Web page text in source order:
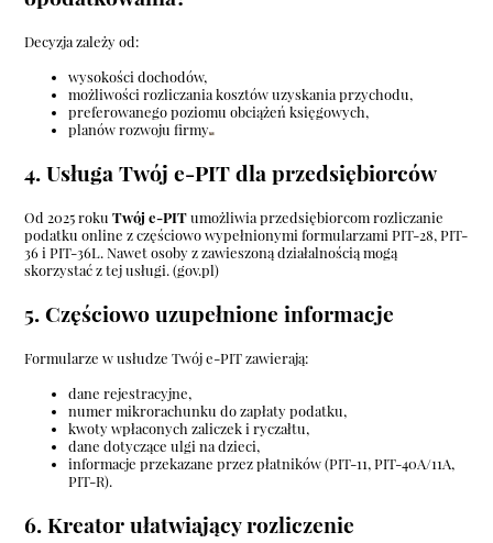
Decyzja zależy od:
wysokości dochodów,
możliwości rozliczania kosztów uzyskania przychodu,
preferowanego poziomu obciążeń księgowych,
planów rozwoju firmy
4. Usługa Twój e-PIT dla przedsiębiorców
Od 2025 rokuTwój e-PITumożliwia przedsiębiorcom rozliczanie
podatku online z częściowo wypełnionymi formularzami PIT-28, PIT-
36 i PIT-36L. Nawet osoby z zawieszoną działalnością mogą
skorzystać z tej usługi. (gov.pl)
5. Częściowo uzupełnione informacje
Formularze w usłudze Twój e-PIT zawierają:
dane rejestracyjne,
numer mikrorachunku do zapłaty podatku,
kwoty wpłaconych zaliczek i ryczałtu,
dane dotyczące ulgi na dzieci,
informacje przekazane przez płatników (PIT-11, PIT-40A/11A,
PIT-R).
6. Kreator ułatwiający rozliczenie